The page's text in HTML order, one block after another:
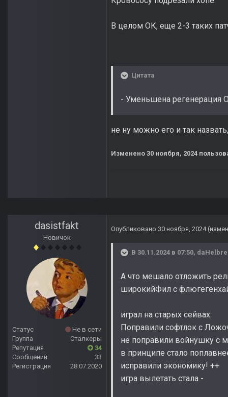
В целом ОК, еще 2-3 таких
Цитата
- Уменьшена регенерация
не ну можно его и так
Изменено 30 ноября, 2024
dasistfakt
Новичок
Статус
Не в сети
Группа
Сталкеры
Репутация
34
Сообщений
33
Регистрация
28.07.2020
Опубликовано 30 ноября, 2024
В 30.11.2024 в 07:50,
А что мешало отложить
широкийФил с
играл на старых сейвах:
Поправили софтлок с
не поправили войнушку с
в принципе стало
исправили экономику! ++
игра вылетать стала -